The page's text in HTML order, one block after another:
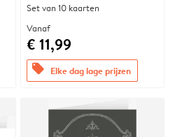
Set van 10 kaarten
Vanaf
€ 11,99
offers Elke dag lage prijzen